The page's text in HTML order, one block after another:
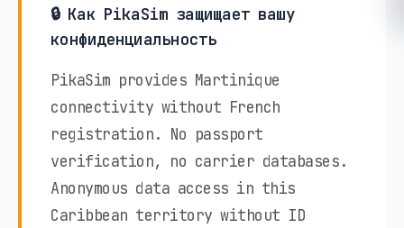
🔒 Как PikaSim защищает вашу
конфиденциальность
PikaSim provides Martinique
connectivity without French
registration. No passport
verification, no carrier databases.
Anonymous data access in this
Caribbean territory without ID